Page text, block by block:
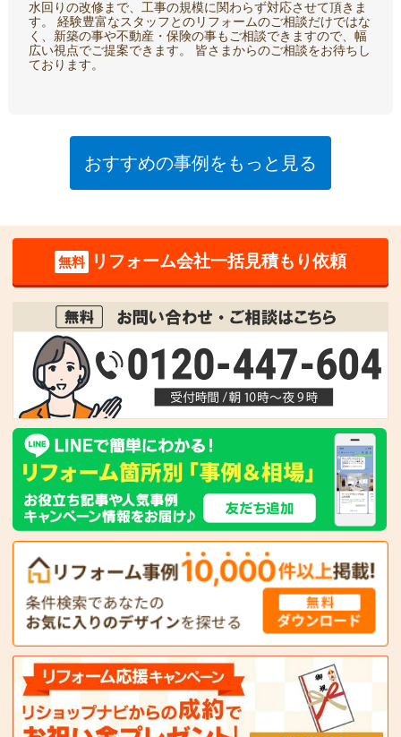
水回りの改修まで、工事の規模に関わらず対応させて頂きま
す。 経験豊富なスタッフとのリフォームのご相談だけではな
く、新築の事や不動産・保険の事もご相談できますので、幅
広い視点でご提案できます。 皆さまからのご相談をお待ちし
ております。
おすすめの事例をもっと見る
無料 リフォーム会社一括見積もり依頼